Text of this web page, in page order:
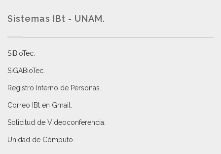
Sistemas IBt - UNAM.
SiBioTec
SiGABioTec.
Registro Interno de Personas
Correo IBt en Gmail
Solicitud de Videoconferencia.
Unidad de Cómputo